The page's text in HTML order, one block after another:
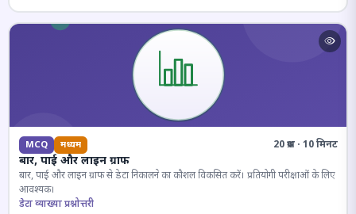
MCQ मध्यम 20 प्रश्न · 10 मिनट
बार, पाई और लाइन ग्राफ
बार, पाई और लाइन ग्राफ से डेटा निकालने का कौशल विकसित करें। प्रतियोगी परीक्षाओं के लिए
आवश्यक।
डेटा व्याख्या प्रश्नोत्तरी